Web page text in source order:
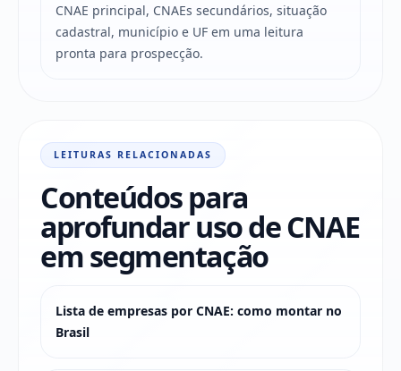
CNAE principal, CNAEs secundários, situação
cadastral, município e UF em uma leitura
pronta para prospecção.
LEITURAS RELACIONADAS
Conteúdos para
aprofundar uso de CNAE
em segmentação
Lista de empresas por CNAE: como montar no
Brasil